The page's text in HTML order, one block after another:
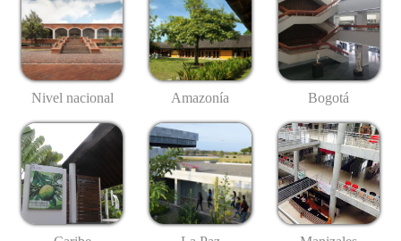
Nivel nacional Amazonía Bogotá